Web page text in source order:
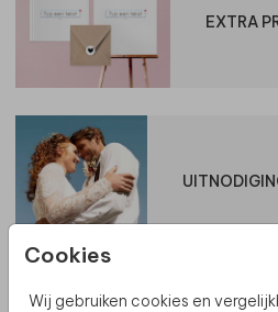
Cookies
Wij gebruiken cookies en
EXTRA